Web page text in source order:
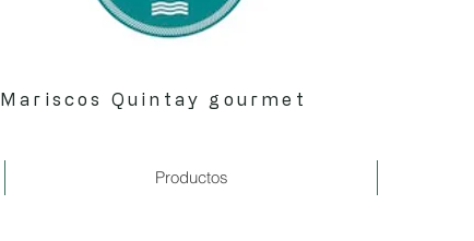
Mariscos Quintay gourmet
Productos